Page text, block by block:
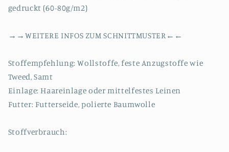
gedruckt (60-80g/m2)
→→WEITERE INFOS ZUM SCHNITTMUSTER←←
Stoffempfehlung: Wollstoffe, feste Anzugstoffe wie
Tweed, Samt
Einlage: Haareinlage oder mittelfestes Leinen
Futter: Futterseide, polierte Baumwolle
Stoffverbrauch: